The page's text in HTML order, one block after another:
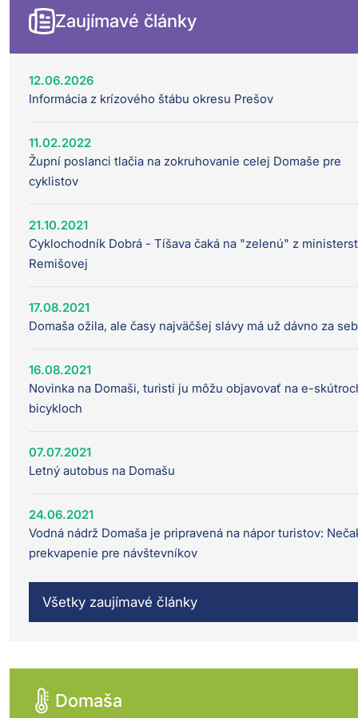
Zaujímavé články
12.06.2026
Informácia z krízového štábu okresu Prešov
11.02.2022
Župní poslanci tlačia na zokruhovanie celej Domaše pre
cyklistov
21.10.2021
Cyklochodník Dobrá - Tíšava čaká na "zelenú" z
Remišovej
17.08.2021
Domaša ožila, ale časy najväčšej slávy má už dávno za
16.08.2021
Novinka na Domaši, turisti ju môžu objavovať na e-
bicykloch
07.07.2021
Letný autobus na Domašu
24.06.2021
Vodná nádrž Domaša je pripravená na nápor turistov:
prekvapenie pre návštevníkov
Všetky zaujímavé články
Domaša